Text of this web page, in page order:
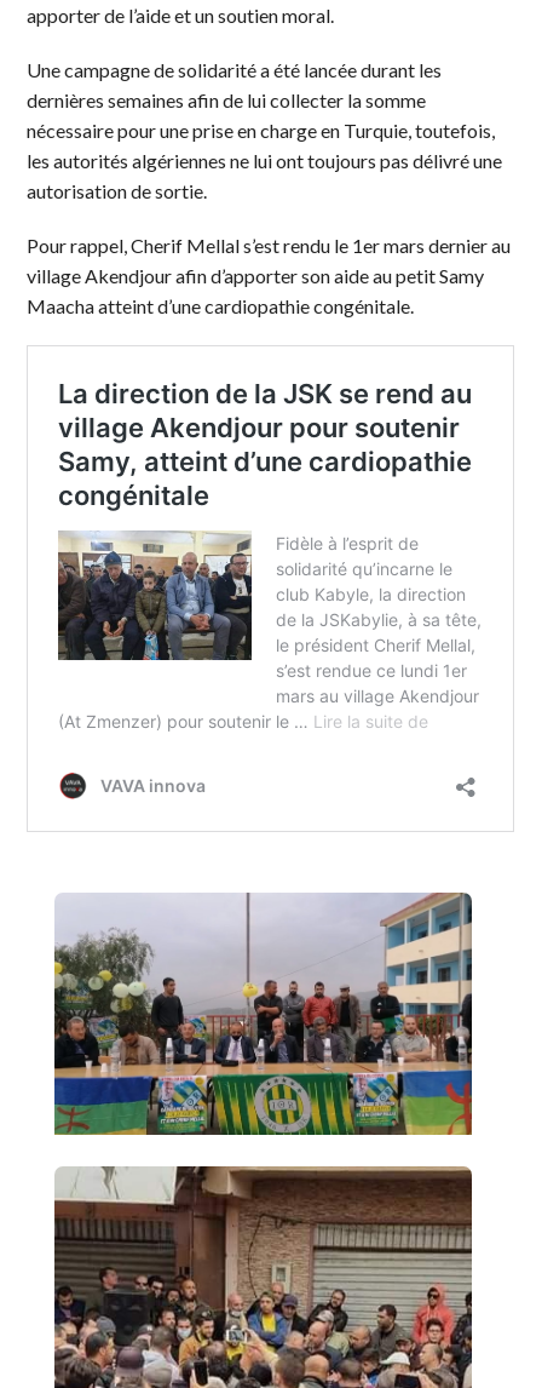
apporter de l’aide et un soutien moral.
Une campagne de solidarité a été lancée durant les
dernières semaines afin de lui collecter la somme
nécessaire pour une prise en charge en Turquie, toutefois,
les autorités algériennes ne lui ont toujours pas délivré une
autorisation de sortie.
Pour rappel, Cherif Mellal s’est rendu le 1er mars dernier au
village Akendjour afin d’apporter son aide au petit Samy
Maacha atteint d’une cardiopathie congénitale.